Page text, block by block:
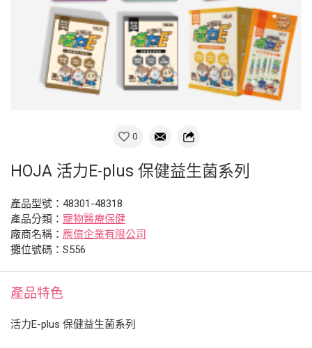
0
HOJA 活力E-plus 保健益生菌系列
產品型號：48301-48318
產品分類： 寵物醫療保健
廠商名稱： 應億企業有限公司
攤位號碼：S556
產品特色
活力E-plus 保健益生菌系列